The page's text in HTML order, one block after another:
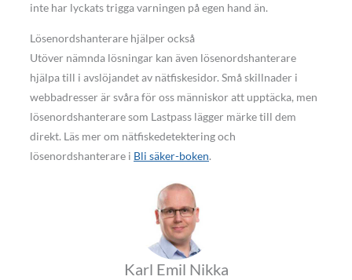
inte har lyckats trigga varningen på egen hand än.
Lösenordshanterare hjälper också
Utöver nämnda lösningar kan även lösenordshanterare
hjälpa till i avslöjandet av nätfiskesidor. Små skillnader i
webbadresser är svåra för oss människor att upptäcka, men
lösenordshanterare som Lastpass lägger märke till dem
direkt. Läs mer om nätfiskedetektering och
lösenordshanterare i Bli säker-boken.
Karl Emil Nikka